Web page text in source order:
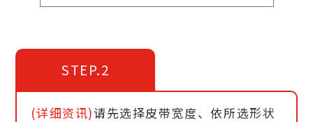
STEP.2
(详细资讯)请先选择皮带宽度、依所选形状